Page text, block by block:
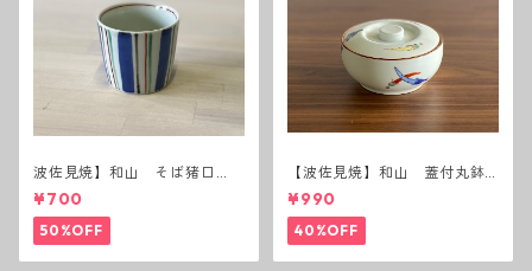
波佐見焼】和山 そば猪口
（十草）
¥700
50%OFF
【波佐見焼】和山 蓋付丸鉢
(唐辛子)
¥990
40%OFF